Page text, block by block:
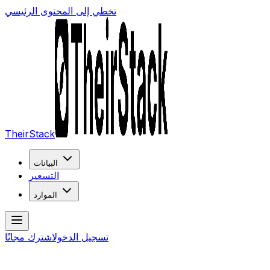
تخطي إلى المحتوى الرئيسي
TheirStack
البيانات
التسعير
الموارد
تسجيل الدخولاشترك مجانًا